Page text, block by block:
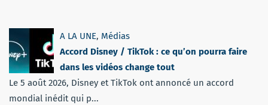
A LA UNE, Médias
Accord Disney / TikTok : ce qu’on pourra faire
dans les vidéos change tout
Le 5 août 2026, Disney et TikTok ont annoncé un accord
mondial inédit qui p...